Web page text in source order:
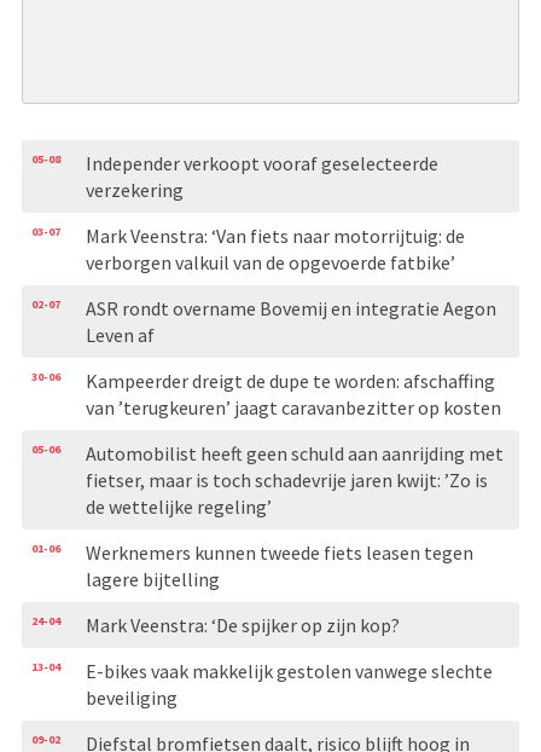
05-08
Independer verkoopt vooraf geselecteerde
verzekering
03-07
Mark Veenstra: ‘Van fiets naar motorrijtuig: de
verborgen valkuil van de opgevoerde fatbike’
02-07
ASR rondt overname Bovemij en integratie Aegon
Leven af
30-06
Kampeerder dreigt de dupe te worden: afschaffing
van ’terugkeuren’ jaagt caravanbezitter op kosten
05-06
Automobilist heeft geen schuld aan aanrijding met
fietser, maar is toch schadevrije jaren kwijt: ’Zo is
de wettelijke regeling’
01-06
Werknemers kunnen tweede fiets leasen tegen
lagere bijtelling
24-04 Mark Veenstra: ‘De spijker op zijn kop?
13-04
E-bikes vaak makkelijk gestolen vanwege slechte
beveiliging
09-02 Diefstal bromfietsen daalt, risico blijft hoog in